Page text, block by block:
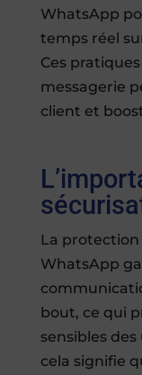
WhatsApp
temps réel
Ces
messagerie
client et
La
WhatsApp
bout, ce qui
sensibles
cela signifie